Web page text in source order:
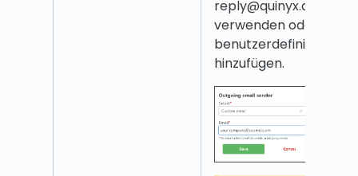
reply@quinyx.com)
verwenden oder eine
benutzerdefinierte E-
hinzufügen.